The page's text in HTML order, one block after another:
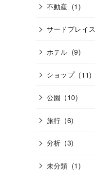
不動産 (1)
サードプレイス
ホテル (9)
ショップ (11)
公園 (10)
旅行 (6)
分析 (3)
未分類 (1)